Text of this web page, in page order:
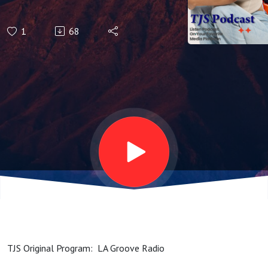
Radio
V002-
0831-
2024
(40'00")
(VJ-サ
1 68
TJS Original Program: LA Groove Radio